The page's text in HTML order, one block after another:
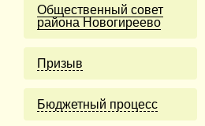
Общественный совет
района Новогиреево
Призыв
Бюджетный процесс